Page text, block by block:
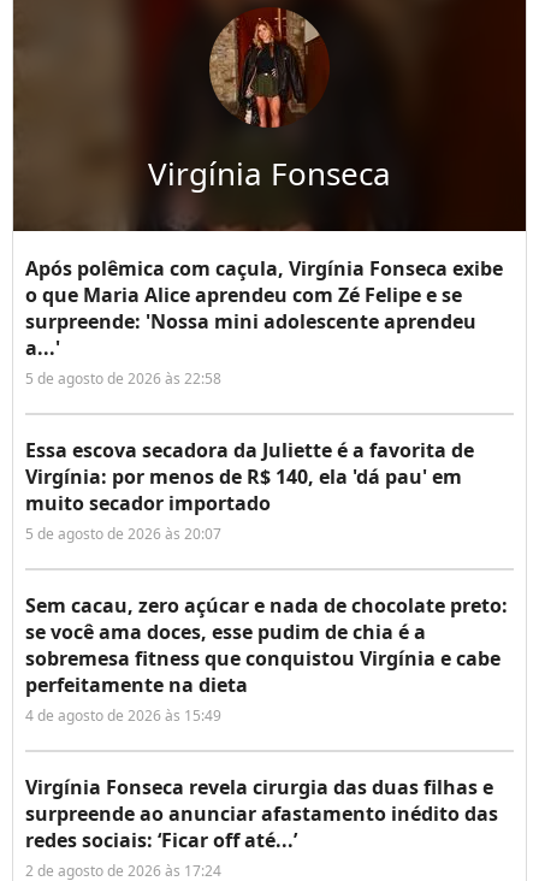
Virgínia Fonseca
Após polêmica com caçula, Virgínia Fonseca exibe
o que Maria Alice aprendeu com Zé Felipe e se
surpreende: 'Nossa mini adolescente aprendeu
a...'
5 de agosto de 2026 às 22:58
Essa escova secadora da Juliette é a favorita de
Virgínia: por menos de R$ 140, ela 'dá pau' em
muito secador importado
5 de agosto de 2026 às 20:07
Sem cacau, zero açúcar e nada de chocolate preto:
se você ama doces, esse pudim de chia é a
sobremesa fitness que conquistou Virgínia e cabe
perfeitamente na dieta
4 de agosto de 2026 às 15:49
Virgínia Fonseca revela cirurgia das duas filhas e
surpreende ao anunciar afastamento inédito das
redes sociais: ‘Ficar off até...’
2 de agosto de 2026 às 17:24